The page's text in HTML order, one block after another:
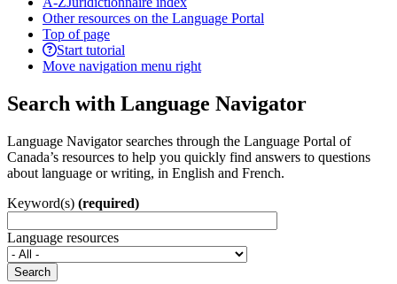
Other resources on the Language Portal
Top of page
Start tutorial
Move navigation menu right
Search with Language Navigator
Language Navigator searches through the Language Portal of
Canada’s resources to help you quickly find answers to questions
about language or writing, in English and French.
Keyword(s) (required)
Language resources
Search